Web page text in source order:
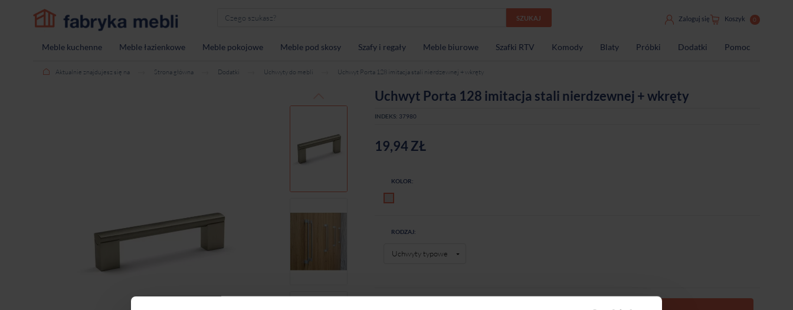
SZUKAJ Zaloguj się Koszyk 0
Meble kuchenne Meble łazienkowe Meble pokojowe Meble pod skosy Szafy i regały Meble biurowe Szafki RTV Komody Blaty Próbki Dodatki Pomoc
Aktualnie znajdujesz się na Strona główna Dodatki Uchwyty do mebli Uchwyt Porta 128 imitacja stali nierdzewnej + wkręty
Uchwyt Porta 128 imitacja stali nierdzewnej + wkręty
INDEKS: 37980
19,94 ZŁ
KOLOR:
RODZAJ: